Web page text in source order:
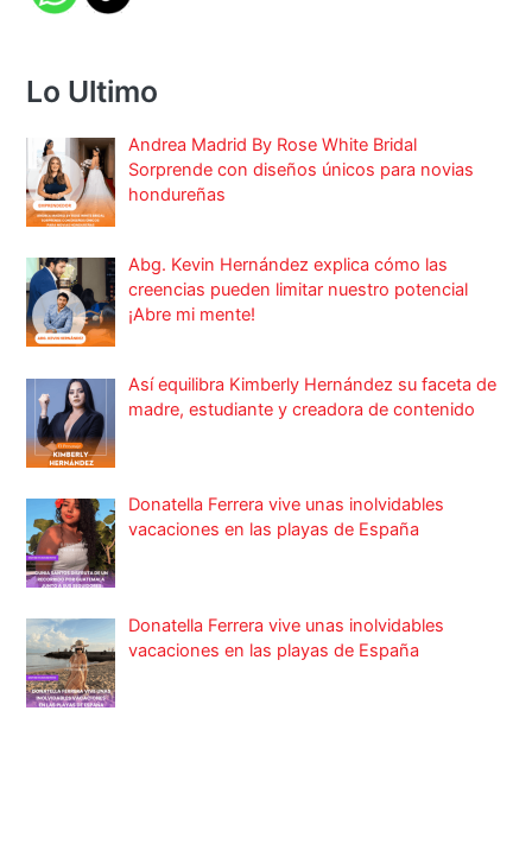
Lo Ultimo
Andrea Madrid By Rose White Bridal
Sorprende con diseños únicos para novias
hondureñas
Abg. Kevin Hernández explica cómo las
creencias pueden limitar nuestro potencial
¡Abre mi mente!
Así equilibra Kimberly Hernández su faceta de
madre, estudiante y creadora de contenido
Donatella Ferrera vive unas inolvidables
vacaciones en las playas de España
Donatella Ferrera vive unas inolvidables
vacaciones en las playas de España